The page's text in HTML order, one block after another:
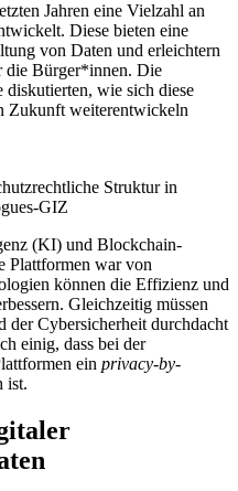
Jahren eine Vielzahl an
Diese bieten eine
von Daten und erleichtern
die Bürger*innen. Die
diskutierten, wie sich diese
Zukunft weiterentwickeln
Struktur in
GIZ
(KI) und Blockchain-
Plattformen war von
können die Effizienz und
Gleichzeitig müssen
der Cybersicherheit durchdacht
einig, dass bei der
ein privacy-by-
ist.